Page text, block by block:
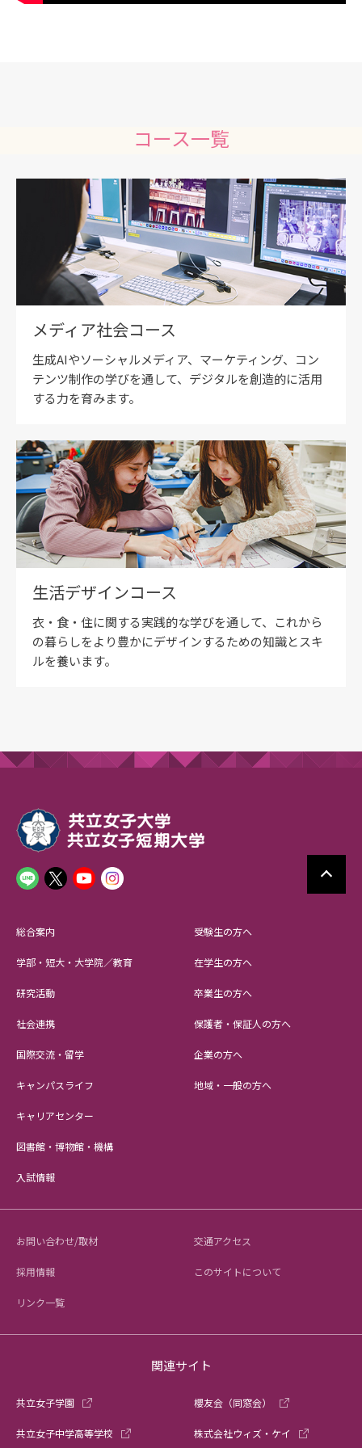
コース一覧
メディア社会コース
生成AIやソーシャルメディア、マーケティング、コン
テンツ制作の学びを通して、デジタルを創造的に活用
する力を育みます。
生活デザインコース
衣・食・住に関する実践的な学びを通して、これから
の暮らしをより豊かにデザインするための知識とスキ
ルを養います。
総合案内
学部・短大・大学院／教育
研究活動
社会連携
国際交流・留学
キャンパスライフ
キャリアセンター
図書館・博物館・機構
入試情報
受験生の方へ
在学生の方へ
卒業生の方へ
保護者・保証人の方へ
企業の方へ
地域・一般の方へ
お問い合わせ/取材 交通アクセス
採用情報 このサイトについて
リンク一覧
関連サイト
共立女子学園
共立女子中学高等学校
櫻友会（同窓会）
株式会社ウィズ・ケイ